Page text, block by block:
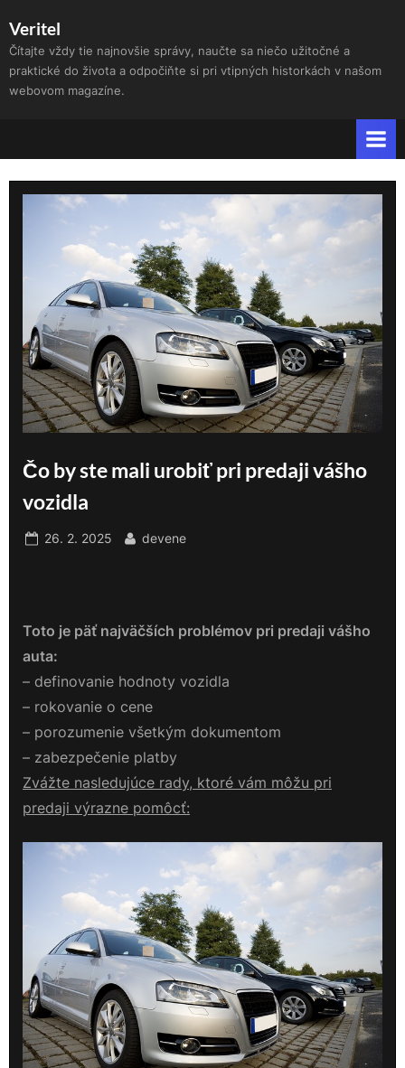
to
content
Veritel
Čítajte vždy tie najnovšie správy, naučte sa niečo užitočné a
praktické do života a odpočiňte si pri vtipných historkách v našom
webovom magazíne.
Čo by ste mali urobiť pri predaji vášho
vozidla
Posted
26. 2. 2025 By
devene
Toto je päť najväčších problémov pri predaji vášho
auta:
– definovanie hodnoty vozidla
– rokovanie o cene
– porozumenie všetkým dokumentom
– zabezpečenie platby
Zvážte nasledujúce rady, ktoré vám môžu pri
predaji výrazne pomôcť: